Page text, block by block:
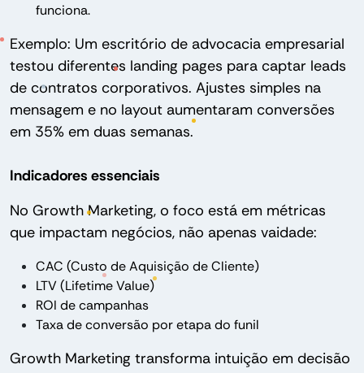
funciona.
Exemplo: Um escritório de advocacia empresarial
testou diferentes landing pages para captar leads
de contratos corporativos. Ajustes simples na
mensagem e no layout aumentaram conversões
em 35% em duas semanas.
Indicadores essenciais
No Growth Marketing, o foco está em métricas
que impactam negócios, não apenas vaidade:
CAC (Custo de Aquisição de Cliente)
LTV (Lifetime Value)
ROI de campanhas
Taxa de conversão por etapa do funil
Growth Marketing transforma intuição em decisão